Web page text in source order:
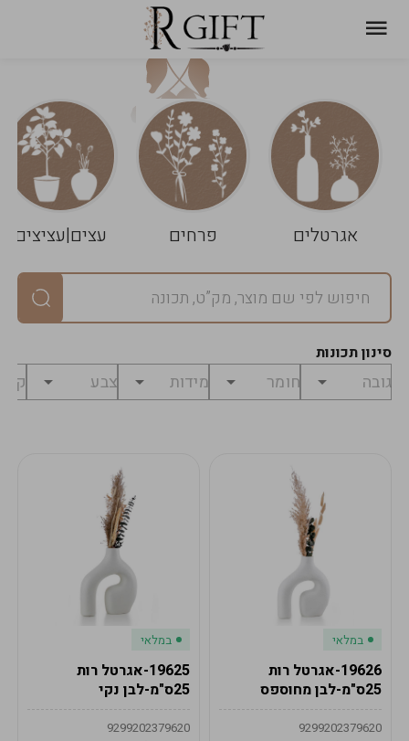
אגרטלים פרחים עצים|עציצים
סינון תכונות
במלאי
19626-אגרטל רות
25ס"מ-לבן מחוספס
9299202379620
במלאי
19625-אגרטל רות
25ס"מ-לבן נקי
9299202379620
עגלת
שלך
ניקוי
הסל
במארז
מחיר
לפני
₪0
לתשלום